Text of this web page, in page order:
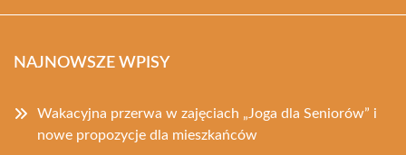
NAJNOWSZE WPISY
Wakacyjna przerwa w zajęciach „Joga dla Seniorów” i
nowe propozycje dla mieszkańców